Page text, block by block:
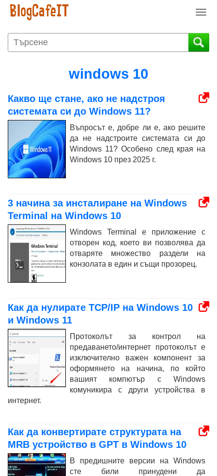
T
g
g
v
a
t
i
windows 10
Какво ще стане, ако не надстроя
системата си до Windows 11?
Въпросът е, добре ли е, ако решите
да не надстроите системата си до
Windows 11? Особено след края на
Windows 10 през 2025 г.
3 начина за инсталиране на Windows
Terminal на Windows 10
Windows Terminal е приложение с
отворен код, което ви позволява да
отваряте множество раздели на
конзолата в един и същи прозорец.
Как да нулирате TCP/IP на Windows 10
и Windows 11
Протоколът за контрол на
предаването/интернет протоколът е
изключително важен компонент за
оформянето на начина, по който
вашият компютър с Windows
комуникира с други устройства в
интернет.
Как да конвертирате структурата на
MRB устройство в GPT в Windows 10
В предишните версии на Windows
сте били принудени да